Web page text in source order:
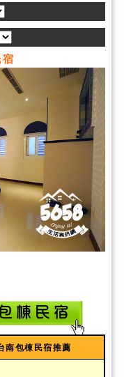
宿
南包棟民宿推薦